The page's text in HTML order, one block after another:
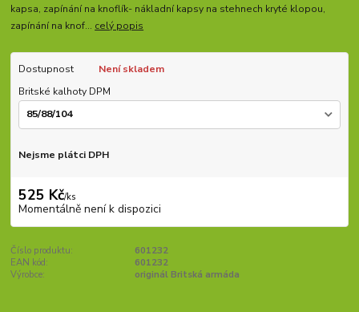
kapsa, zapínání na knoflík- nákladní kapsy na stehnech kryté klopou,
zapínání na knof... celý popis
Dostupnost
Není skladem
Britské kalhoty DPM
Nejsme plátci DPH
525 Kč/ks
Momentálně není k dispozici
Číslo produktu:
601232
EAN kód:
601232
Výrobce:
originál Britská armáda